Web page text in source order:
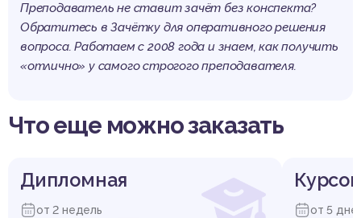
Преподаватель не ставит зачёт без конспекта?
Обратитесь в Зачётку для оперативного решения
вопроса. Работаем с 2008 года и знаем, как получить
«отлично» у самого строгого преподавателя.
Что еще можно заказать
Дипломная
от 2 недель от 5